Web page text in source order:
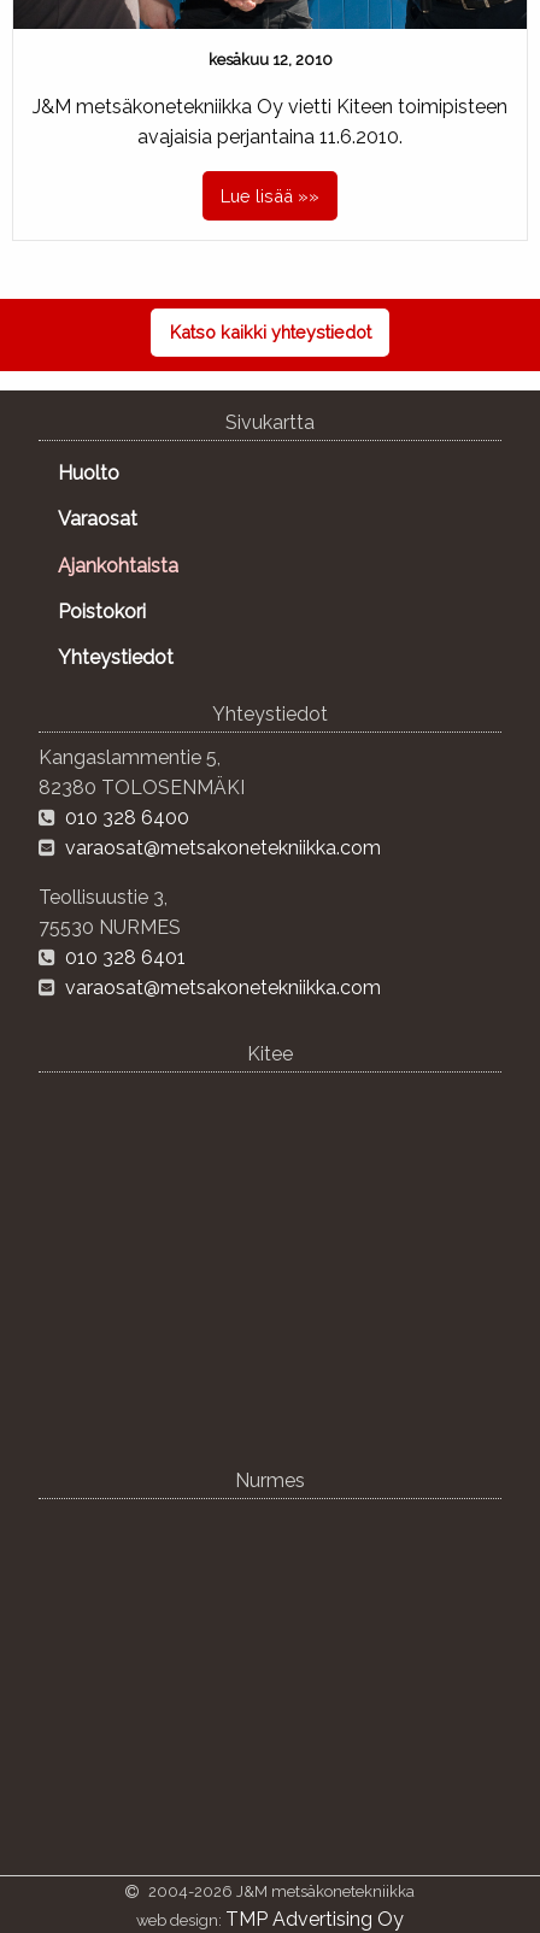
kesäkuu 12, 2010
J&M metsäkonetekniikka Oy vietti Kiteen toimipisteen
avajaisia perjantaina 11.6.2010.
Lue lisää »»
Katso kaikki yhteystiedot
Sivukartta
Huolto
Varaosat
Ajankohtaista
Poistokori
Yhteystiedot
Yhteystiedot
Kangaslammentie 5,
82380 TOLOSENMÄKI
010 328 6400
varaosat@metsakonetekniikka.com
Teollisuustie 3,
75530 NURMES
010 328 6401
varaosat@metsakonetekniikka.com
Kitee
Nurmes
2004-2026 J&M metsäkonetekniikka
web design: TMP Advertising Oy